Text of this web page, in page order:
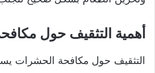
أهمية التثقيف حول
التثقيف حول مكافحة الحشرات